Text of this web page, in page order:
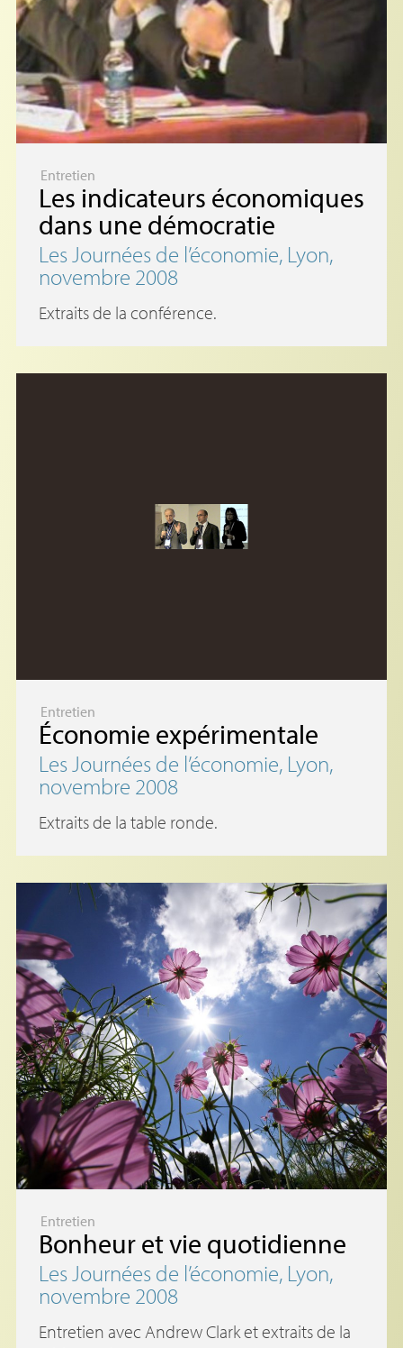
Entretien
Les indicateurs économiques
dans une démocratie
Les Journées de l’économie, Lyon,
novembre 2008
Extraits de la conférence.
Entretien
Économie expérimentale
Les Journées de l’économie, Lyon,
novembre 2008
Extraits de la table ronde.
Entretien
Bonheur et vie quotidienne
Les Journées de l’économie, Lyon,
novembre 2008
Entretien avec Andrew Clark et extraits de la